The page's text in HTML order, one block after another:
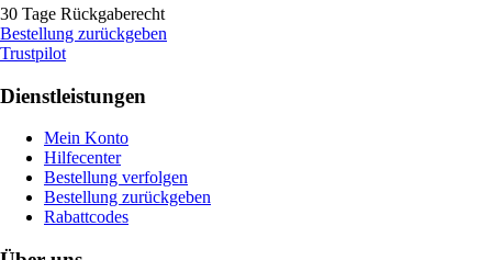
30 Tage Rückgaberecht
Bestellung zurückgeben
Trustpilot
Dienstleistungen
Mein Konto
Hilfecenter
Bestellung verfolgen
Bestellung zurückgeben
Rabattcodes